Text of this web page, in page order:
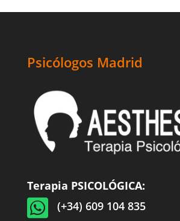
Psicólogos Madrid
Terapia PSICOLÓGICA:
 (+34) 609 104 835